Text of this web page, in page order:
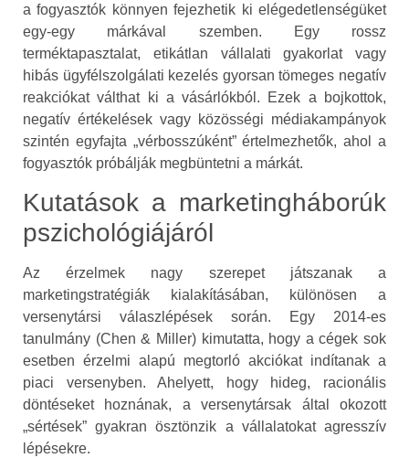
a fogyasztók könnyen fejezhetik ki elégedetlenségüket
egy-egy márkával szemben. Egy rossz
terméktapasztalat, etikátlan vállalati gyakorlat vagy
hibás ügyfélszolgálati kezelés gyorsan tömeges negatív
reakciókat válthat ki a vásárlókból. Ezek a bojkottok,
negatív értékelések vagy közösségi médiakampányok
szintén egyfajta „vérbosszúként” értelmezhetők, ahol a
fogyasztók próbálják megbüntetni a márkát.
Kutatások a marketingháborúk
pszichológiájáról
Az érzelmek nagy szerepet játszanak a
marketingstratégiák kialakításában, különösen a
versenytársi válaszlépések során. Egy 2014-es
tanulmány (Chen & Miller) kimutatta, hogy a cégek sok
esetben érzelmi alapú megtorló akciókat indítanak a
piaci versenyben. Ahelyett, hogy hideg, racionális
döntéseket hoznának, a versenytársak által okozott
„sértések” gyakran ösztönzik a vállalatokat agresszív
lépésekre.